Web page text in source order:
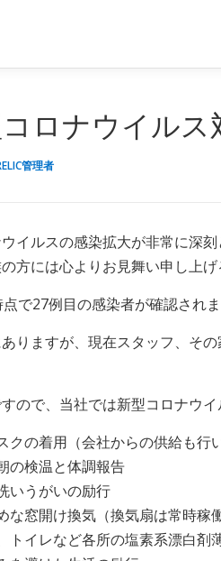
ロナウイルス
管理者
イルスの感染拡大が非常に深刻
方には心よりお見舞い申し上
で27例目の感染者が確認されま
りますが、現在スタッフ、そ
ので、当社では新型コロナウ
クの着用（会社からの供給も行
の検温と体調報告
いうがいの励行
な窓開け換気（換気扇は常時稼
トイレなど各所の塩素系漂白剤